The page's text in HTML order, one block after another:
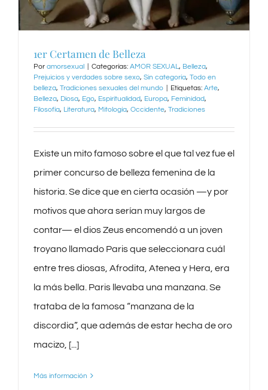
1er Certamen de Belleza
Por amorsexual Categorías: AMOR SEXUAL, Belleza,
Prejuicios y verdades sobre sexo, Sin categoría, Todo en
belleza, Tradiciones sexuales del mundo Etiquetas: Arte,
Belleza, Diosa, Ego, Espiritualidad, Europa, Feminidad,
Filosofía, Literatura, Mitología, Occidente, Tradiciones
Existe un mito famoso sobre el que tal vez fue el
primer concurso de belleza femenina de la
historia. Se dice que en cierta ocasión —y por
motivos que ahora serían muy largos de
contar— el dios Zeus encomendó a un joven
troyano llamado Paris que seleccionara cuál
entre tres diosas, Afrodita, Atenea y Hera, era
la más bella. Paris llevaba una manzana. Se
trataba de la famosa “manzana de la
discordia”, que además de estar hecha de oro
macizo, [...]
Más información